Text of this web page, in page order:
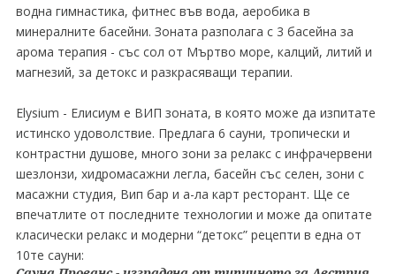
водна гимнастика, фитнес във вода, аеробика в
минералните басейни. Зоната разполага с 3 басейна за
арома терапия - със сол от Мъртво море, калций, литий и
магнезий, за детокс и разкрасяващи терапии.
Elysium - Елисиум е ВИП зоната, в която може да изпитате
истинско удоволствие. Предлага 6 сауни, тропически и
контрастни душове, много зони за релакс с инфрачервени
шезлонзи, хидромасажни легла, басейн със селен, зони с
масажни студия, Вип бар и а-ла карт ресторант. Ще се
впечатлите от последните технологии и може да опитате
класически релакс и модерни “детокс” рецепти в една от
10те сауни: